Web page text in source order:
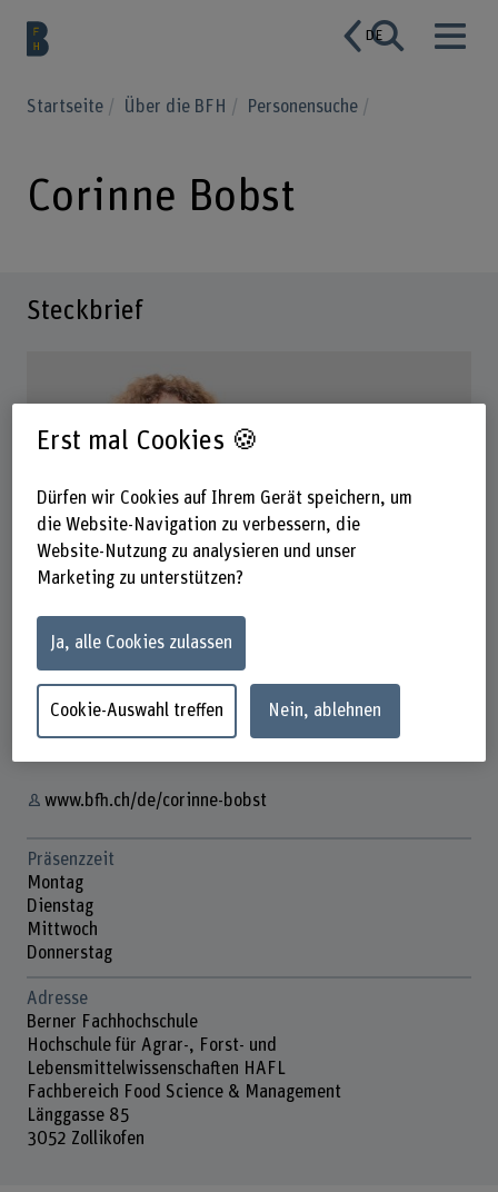
DE
Startseite Über die BFH Personensuche
Corinne Bobst
Steckbrief
Assistentin
+41 31 910 21 83
www.bfh.ch/de/corinne-bobst
Präsenzzeit
Montag
Dienstag
Mittwoch
Donnerstag
Adresse
Berner Fachhochschule
Hochschule für Agrar-, Forst- und
Lebensmittelwissenschaften HAFL
Fachbereich Food Science & Management
Länggasse 85
3052 Zollikofen
Erst mal Cookies 🍪
Dürfen wir Cookies auf Ihrem Gerät speichern, um
die Website-Navigation zu verbessern, die
Website-Nutzung zu analysieren und unser
Marketing zu unterstützen?
Ja, alle Cookies zulassen
Cookie-Auswahl treffen Nein, ablehnen